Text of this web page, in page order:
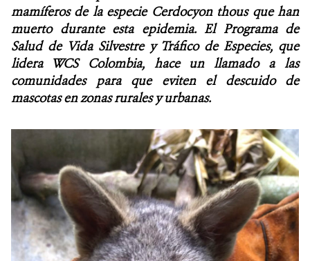
ALIADOS Y ALIANZAS
COBERTURA EN MEDIOS DE COMUNICACIÓN
INFORME ANUAL WCS
MECANISMO DE ATENCIÓN DE QUEJAS Y RECLAMOS
DONA
mamíferos de la especie Cerdocyon thous que han
muerto durante esta epidemia. El Programa de
Salud de Vida Silvestre y Tráfico de Especies, que
lidera WCS Colombia, hace un llamado a las
comunidades para que eviten el descuido de
mascotas en zonas rurales y urbanas.